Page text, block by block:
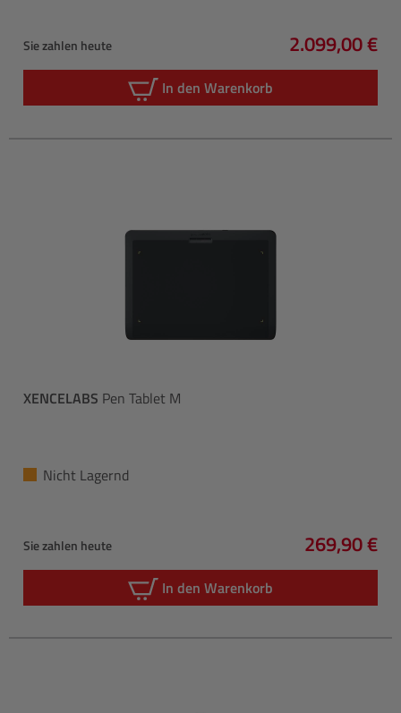
Sie zahlen heute
Regulärer
2.099,00 €
In den Warenkorb
XENCELABS Pen Tablet M
Nicht Lagernd
Sie zahlen heute
Regulärer
269,90 €
In den Warenkorb